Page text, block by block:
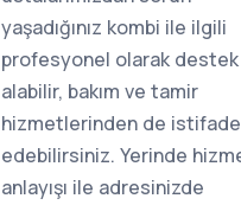
yaşadığınız kombi ile ilgili
profesyonel olarak destek
alabilir, bakım ve tamir
hizmetlerinden de istifade
edebilirsiniz. Yerinde
anlayışı ile adresinizde